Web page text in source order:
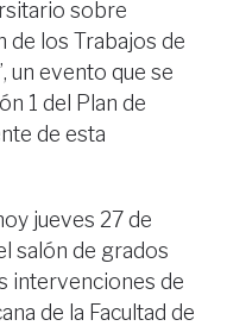
sobre
de los Trabajos de
un evento que se
1 del Plan de
de esta
jueves 27 de
salón de grados
intervenciones de
de la Facultad de